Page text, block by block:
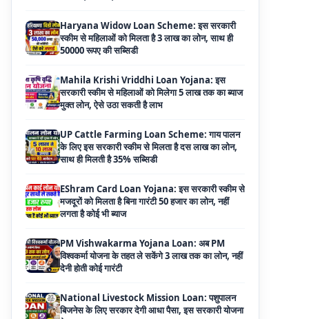
Mahila Krishi Vriddhi Loan Yojana: इस
सरकारी स्कीम से महिलाओं को मिलेगा 5 लाख तक का ब्याज
मुक्त लोन, ऐसे उठा सकती है लाभ
UP Cattle Farming Loan Scheme: गाय पालन
के लिए इस सरकारी स्कीम से मिलता है दस लाख का लोन,
साथ ही मिलती है 35% सब्सिडी
EShram Card Loan Yojana: इस सरकारी स्कीम से
मजदूरों को मिलता है बिना गारंटी 50 हजार का लोन, नहीं
लगता है कोई भी ब्याज
PM Vishwakarma Yojana Loan: अब PM
विश्वकर्मा योजना के तहत ले सकेंगे 3 लाख तक का लोन, नहीं
देनी होती कोई गारंटी
National Livestock Mission Loan: पशुपालन
बिजनेस के लिए सरकार देगी आधा पैसा, इस सरकारी योजना
ने मचाया तहलका
59 Minutes Loan Scheme: सरकार की इस स्कीम
से मिनटों में पास होगा लोन, ऐसे करें ऑनलाइन अप्लाई